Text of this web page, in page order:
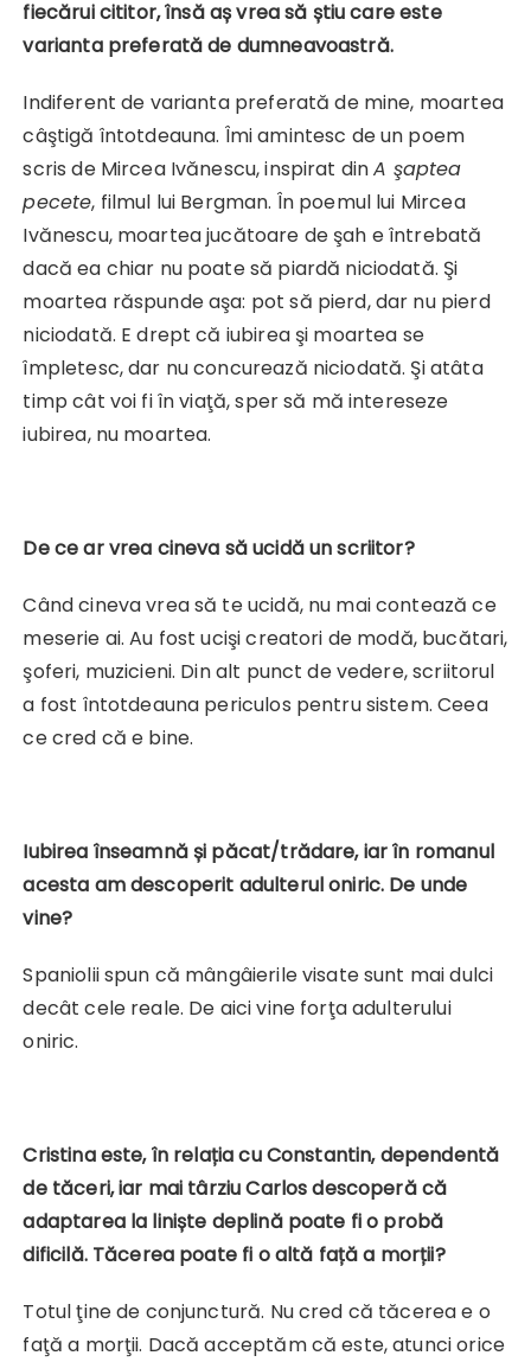
fiecărui cititor, însă aș vrea să știu care este
varianta preferată de dumneavoastră.
Indiferent de varianta preferată de mine, moartea
câştigă întotdeauna. Îmi amintesc de un poem
scris de Mircea Ivănescu, inspirat dinA şaptea
pecete, filmul lui Bergman. În poemul lui Mircea
Ivănescu, moartea jucătoare de şah e întrebată
dacă ea chiar nu poate să piardă niciodată. Şi
moartea răspunde aşa: pot să pierd, dar nu pierd
niciodată. E drept că iubirea şi moartea se
împletesc, dar nu concurează niciodată. Şi atâta
timp cât voi fi în viaţă, sper să mă intereseze
iubirea, nu moartea.
De ce ar vrea cineva să ucidă un scriitor?
Când cineva vrea să te ucidă, nu mai contează ce
meserie ai. Au fost ucişi creatori de modă, bucătari,
şoferi, muzicieni. Din alt punct de vedere, scriitorul
a fost întotdeauna periculos pentru sistem. Ceea
ce cred că e bine.
Iubirea înseamnă și păcat/trădare, iar în romanul
acesta am descoperit adulterul oniric. De unde
vine?
Spaniolii spun că mângâierile visate sunt mai dulci
decât cele reale. De aici vine forţa adulterului
oniric.
Cristina este, în relația cu Constantin, dependentă
de tăceri, iar mai târziu Carlos descoperă că
adaptarea la liniște deplină poate fi o probă
dificilă. Tăcerea poate fi o altă față a morții?
Totul ţine de conjunctură. Nu cred că tăcerea e o
faţă a morţii. Dacă acceptăm că este, atunci orice